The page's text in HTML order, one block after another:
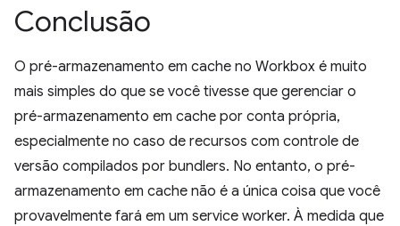
Conclusão
O pré-armazenamento em cache no Workbox é muito
mais simples do que se você tivesse que gerenciar o
pré-armazenamento em cache por conta própria,
especialmente no caso de recursos com controle de
versão compilados por bundlers. No entanto, o pré-
armazenamento em cache não é a única coisa que você
provavelmente fará em um service worker. À medida que